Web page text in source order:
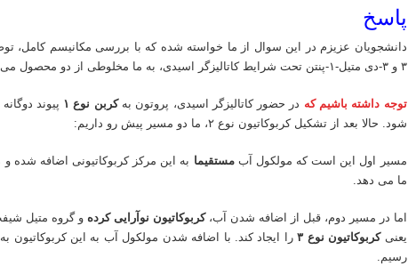
پاسخ
دانشجویان عزیزم در این سوال از ما خواسته شده که با بررسی مکانیسم کامل،
۳ و ۳-دی متیل-۱-پنتن تحت شرایط کاتالیزگر اسیدی، به ما مخلوطی از دو محصول می دهد
توجه داشته باشیم که در حضور کاتالیزگر اسیدی، پروتون بهکربن نوع ۱ پیوند
شود. حالا بعد از تشکیل کربوکاتیون نوع ۲، ما دو مسیر پیش رو داریم:
مسیر اول این است که مولکول آبمستقیما به این مرکز کربوکاتیونی اضافه شده
ما می دهد.
اما در مسیر دوم، قبل از اضافه شدن آب،کربوکاتیون نوآرایی کرده و گروه متیل شیفت
یعنیکربوکاتیون نوع ۳ را ایجاد کند. با اضافه شدن مولکول آب به این کربوکاتیون
رسیم.